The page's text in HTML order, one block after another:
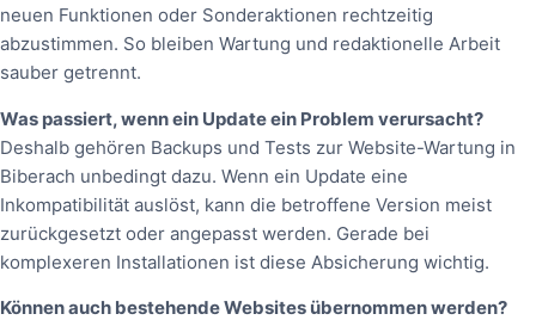
neuen Funktionen oder Sonderaktionen rechtzeitig
abzustimmen. So bleiben Wartung und redaktionelle Arbeit
sauber getrennt.
Was passiert, wenn ein Update ein Problem verursacht?
Deshalb gehören Backups und Tests zur Website-Wartung in
Biberach unbedingt dazu. Wenn ein Update eine
Inkompatibilität auslöst, kann die betroffene Version meist
zurückgesetzt oder angepasst werden. Gerade bei
komplexeren Installationen ist diese Absicherung wichtig.
Können auch bestehende Websites übernommen werden?